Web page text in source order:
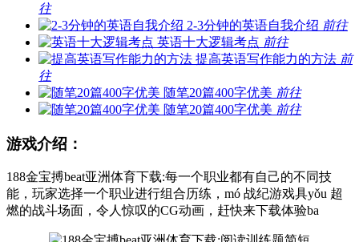
往
2-3分钟的英语自我介绍 前往
英语十大逻辑考点 前往
提高英语写作能力的方法 前
往
随笔20篇400字优美 前往
随笔20篇400字优美 前往
游戏介绍：
188金宝搏beat亚洲体育下载:每一个职业都有自己的不同技
能，玩家选择一个职业进行组合历练，mó 战纪游戏具yǒu 超
燃的战斗场面，令人惊叹的CG动画，赶快来下载体验ba